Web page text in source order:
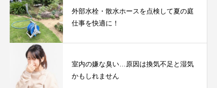
外部水栓・散水ホースを点検して夏の庭
仕事を快適に！
室内の嫌な臭い…原因は換気不足と湿気
かもしれません